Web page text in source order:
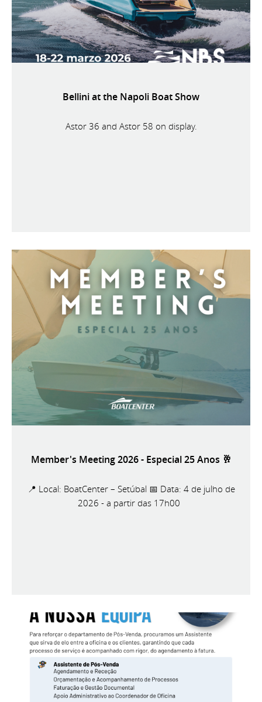
Bellini at the Napoli Boat Show
Astor 36 and Astor 58 on display.
Member's Meeting 2026 - Especial 25 Anos 🥂
📍 Local: BoatCenter – Setúbal 📅 Data: 4 de julho de
2026 - a partir das 17h00